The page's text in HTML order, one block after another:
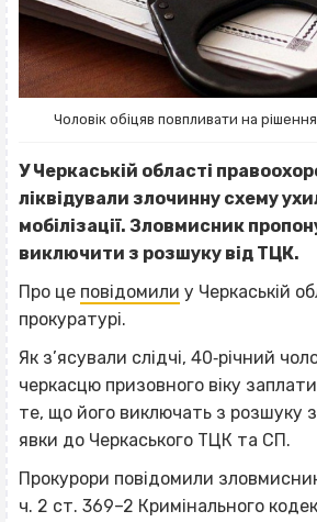
Чоловік обіцяв повпливати на
У Черкаській області
ліквідували злочинну схему
мобілізації. Зловмисник
виключити з розшуку від ТЦК.
Про це повідомили у Черкаській
прокуратурі.
Як з’ясували слідчі, 40‐річний
черкасцю призовного віку
те, що його виключать з розшуку
явки до Черкаського ТЦК та СП.
Прокурори повідомили
ч. 2 ст. 369–2 Кримінального